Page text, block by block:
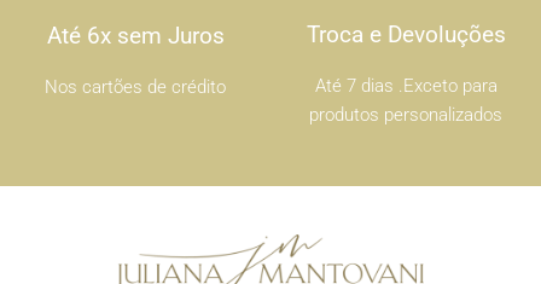
Até 6x sem Juros
Nos cartões de crédito
Troca e Devoluções
Até 7 dias .Exceto para
produtos personalizados